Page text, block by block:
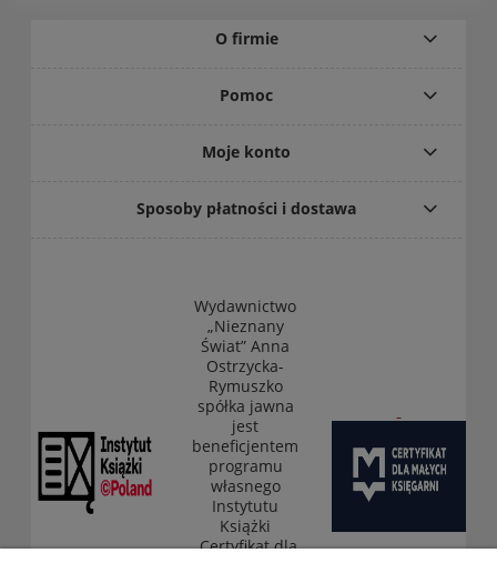
O firmie
Pomoc
Moje konto
Sposoby płatności i dostawa
Wydawnictwo
„Nieznany
Świat” Anna
Ostrzycka-
Rymuszko
spółka jawna
jest
beneficjentem
programu
własnego
Instytutu
Książki
„Certyfikat dla